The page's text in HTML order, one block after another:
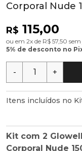
Corporal Nude
R$ 115,00
ou em 2x de R$ 57,50
5% de desconto no
- +
Itens incluídos no
Kit com 2
Corporal Nude